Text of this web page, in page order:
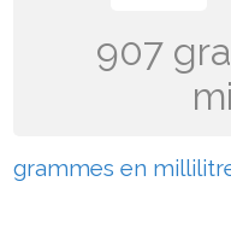
907
grammes en